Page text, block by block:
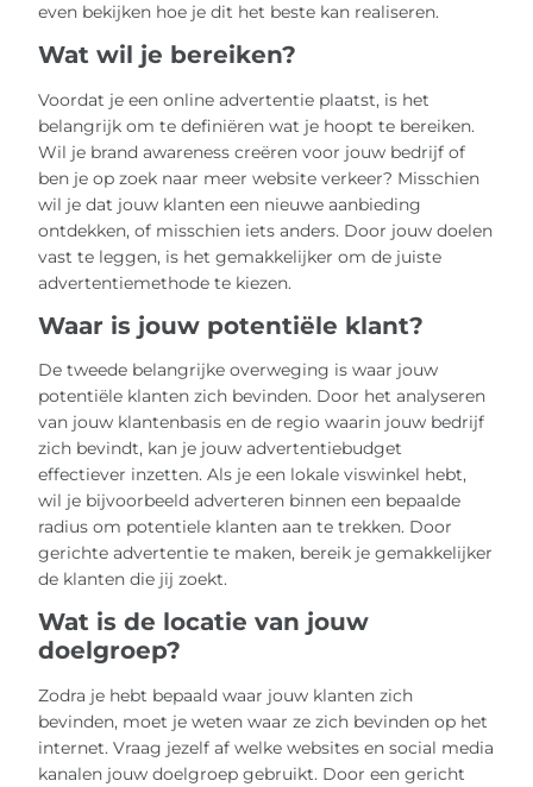
even bekijken hoe je dit het beste kan realiseren.
Wat wil je bereiken?
Voordat je een online advertentie plaatst, is het
belangrijk om te definiëren wat je hoopt te bereiken.
Wil je brand awareness creëren voor jouw bedrijf of
ben je op zoek naar meer website verkeer? Misschien
wil je dat jouw klanten een nieuwe aanbieding
ontdekken, of misschien iets anders. Door jouw doelen
vast te leggen, is het gemakkelijker om de juiste
advertentiemethode te kiezen.
Waar is jouw potentiële klant?
De tweede belangrijke overweging is waar jouw
potentiële klanten zich bevinden. Door het analyseren
van jouw klantenbasis en de regio waarin jouw bedrijf
zich bevindt, kan je jouw advertentiebudget
effectiever inzetten. Als je een lokale viswinkel hebt,
wil je bijvoorbeeld adverteren binnen een bepaalde
radius om potentiele klanten aan te trekken. Door
gerichte advertentie te maken, bereik je gemakkelijker
de klanten die jij zoekt.
Wat is de locatie van jouw
doelgroep?
Zodra je hebt bepaald waar jouw klanten zich
bevinden, moet je weten waar ze zich bevinden op het
internet. Vraag jezelf af welke websites en social media
kanalen jouw doelgroep gebruikt. Door een gericht